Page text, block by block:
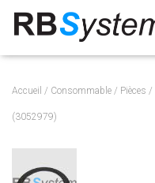
Accueil / Consommable / Pièces /
(3052979)